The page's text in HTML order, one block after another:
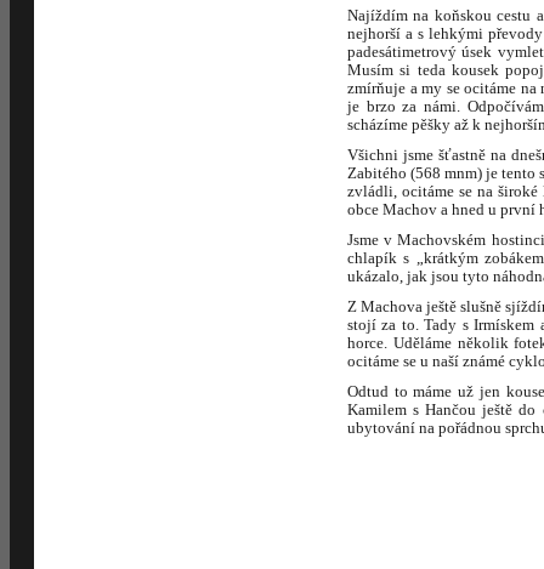
Najíždím na koňskou cestu
nejhorší a s lehkými
padesátimetrový úsek
Musím si teda kousek
zmírňuje a my se ocitáme
je brzo za námi.
scházíme pěšky až k
Všichni jsme šťastně na
Zabitého (568 mnm) je tento
zvládli, ocitáme se na
obce Machov a hned u první
Jsme v Machovském
chlapík s „krátkým
ukázalo, jak jsou tyto
Z Machova ještě slušně
stojí za to. Tady s Irmískem
horce. Uděláme několik
ocitáme se u naší známé
Odtud to máme už jen
Kamilem s Hančou ještě do
ubytování na pořádnou